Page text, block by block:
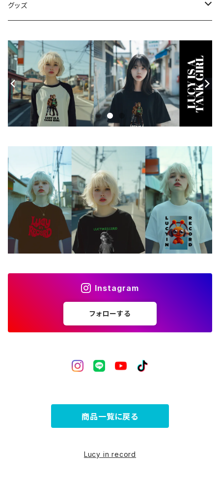
シャツ
グッズ
モバイルケース
Androidケース
iPhoneケース
スマホリング
ステッカー
アクセサリー
バッグ
アートワーク
フォトカード
ライフスタイル
Instagram
フォローする
商品一覧に戻る
Lucy in record